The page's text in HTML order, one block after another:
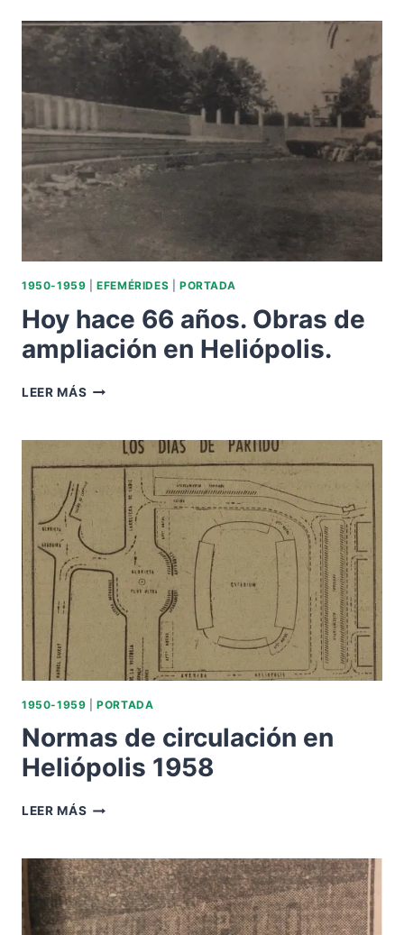
AÑOS.
COMIENZAN
LAS
DE
AMPLIACIÓN
EN
HELIÓPOLIS.
1950-1959 |EFEMÉRIDES PORTADA
Hoy hace 66 años. Obras de
ampliación en Heliópolis.
LEER MÁS HOY
AÑOS.
OBRAS
DE
AMPLIACIÓN
EN
HELIÓPOLIS.
1950-1959 |PORTADA
Normas de circulación en
Heliópolis 1958
LEER MÁS NORMAS
EN
HELIÓPOLIS
1958